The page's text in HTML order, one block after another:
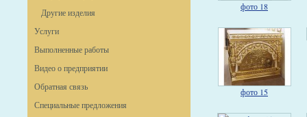
Другие изделия
Услуги
Выполненные работы
Видео о предприятии
Обратная связь
Специальные предложения
фото 18
фото 15